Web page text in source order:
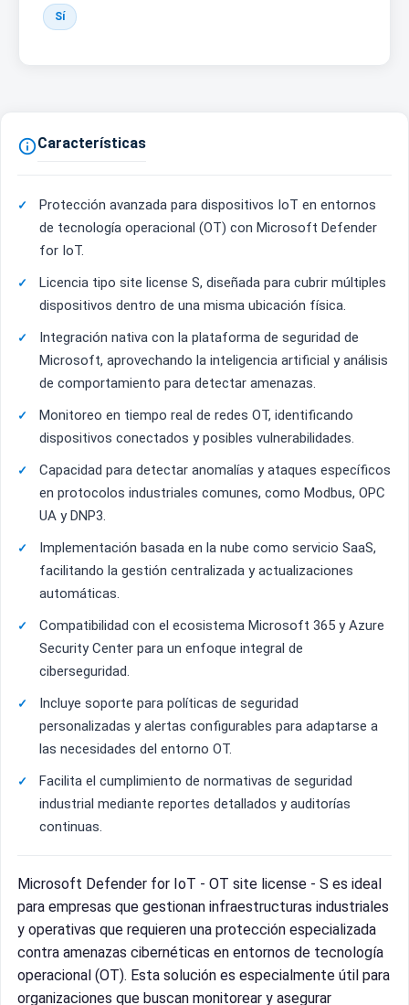
Sí
Características
Protección avanzada para dispositivos IoT en entornos
de tecnología operacional (OT) con Microsoft Defender
for IoT.
Licencia tipo site license S, diseñada para cubrir múltiples
dispositivos dentro de una misma ubicación física.
Integración nativa con la plataforma de seguridad de
Microsoft, aprovechando la inteligencia artificial y análisis
de comportamiento para detectar amenazas.
Monitoreo en tiempo real de redes OT, identificando
dispositivos conectados y posibles vulnerabilidades.
Capacidad para detectar anomalías y ataques específicos
en protocolos industriales comunes, como Modbus, OPC
UA y DNP3.
Implementación basada en la nube como servicio SaaS,
facilitando la gestión centralizada y actualizaciones
automáticas.
Compatibilidad con el ecosistema Microsoft 365 y Azure
Security Center para un enfoque integral de
ciberseguridad.
Incluye soporte para políticas de seguridad
personalizadas y alertas configurables para adaptarse a
las necesidades del entorno OT.
Facilita el cumplimiento de normativas de seguridad
industrial mediante reportes detallados y auditorías
continuas.
Microsoft Defender for IoT - OT site license - S es ideal
para empresas que gestionan infraestructuras industriales
y operativas que requieren una protección especializada
contra amenazas cibernéticas en entornos de tecnología
operacional (OT). Esta solución es especialmente útil para
organizaciones que buscan monitorear y asegurar